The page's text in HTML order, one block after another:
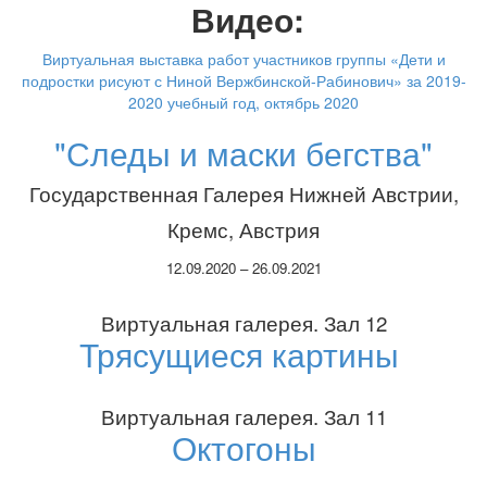
Видео:
Виртуальная выставка работ участников группы «Дети и
подростки рисуют с Ниной Вержбинской-Рабинович» за 2019-
2020 учебный год, октябрь 2020
"Следы и маски бегства"
Государственная Галерея Нижней Австрии,
Кремс, Австрия
12.09.2020 – 26.09.2021
Виртуальная галерея. Зал 12
Трясущиеся картины
Виртуальная галерея. Зал 11
Октогоны